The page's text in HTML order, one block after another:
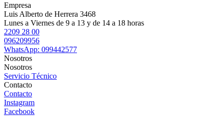
Empresa
Luis Alberto de Herrera 3468
Lunes a Viernes de 9 a 13 y de 14 a 18 horas
2209 28 00
096209956
WhatsApp: 099442577
Nosotros
Nosotros
Servicio Técnico
Contacto
Contacto
Instagram
Facebook